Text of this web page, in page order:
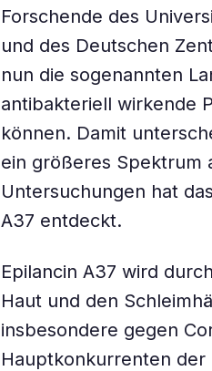
Forschende des
und des Deutschen
nun die sogenannten
antibakteriell wirkende
können. Damit
ein größeres Spektrum
Untersuchungen hat
A37 entdeckt.
Epilancin A37 wird
Haut und den
insbesondere gegen
Hauptkonkurrenten der